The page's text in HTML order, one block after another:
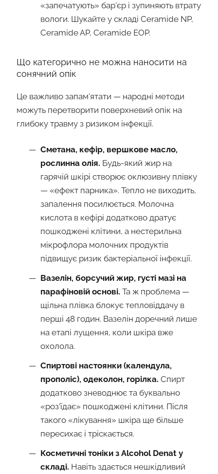
«запечатують» бар'єр і зупиняють втрату
вологи. Шукайте у складі Ceramide NP,
Ceramide AP, Ceramide EOP.
Що категорично не можна наносити на
сонячний опік
Це важливо запам'ятати — народні методи
можуть перетворити поверхневий опік на
глибоку травму з ризиком інфекції.
Сметана, кефір, вершкове масло,
рослинна олія. Будь-який жир на
гарячій шкірі створює оклюзивну плівку
— «ефект парника». Тепло не виходить,
запалення посилюється. Молочна
кислота в кефірі додатково дратує
пошкоджені клітини, а нестерильна
мікрофлора молочних продуктів
підвищує ризик бактеріальної інфекції.
Вазелін, борсучий жир, густі мазі на
парафіновій основі. Та ж проблема —
щільна плівка блокує тепловіддачу в
перші 48 годин. Вазелін доречний лише
на етапі лущення, коли шкіра вже
охолола.
Спиртові настоянки (календула,
прополіс), одеколон, горілка. Спирт
додатково зневоднює та буквально
«роз'їдає» пошкоджені клітини. Після
такого «лікування» шкіра ще більше
пересихає і тріскається.
Косметичні тоніки з Alcohol Denat у
складі. Навіть здається нешкідливий